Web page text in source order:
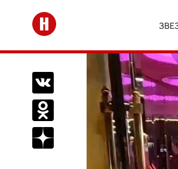
Перейти на главную
Поделиться Вконтакте
Поделиться в Одноклассниках
Подписаться на нас в Дзен